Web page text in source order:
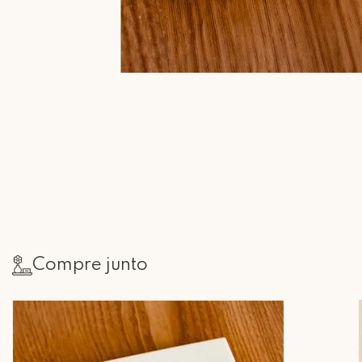
Compre junto